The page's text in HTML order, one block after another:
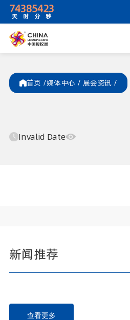
74
天
38
时
54
分
23
首页 /媒体中心 / 展会资讯 /
Invalid Date
新闻推荐
查看更多